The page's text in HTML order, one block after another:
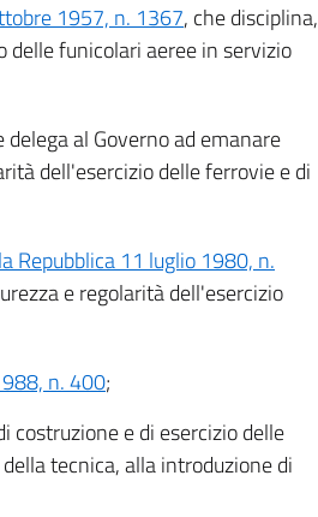
1957, n. 1367, che disciplina,
delle funicolari aeree in servizio
delega al Governo ad emanare
dell'esercizio delle ferrovie e di
Repubblica 11 luglio 1980, n.
e regolarità dell'esercizio
n. 400;
costruzione e di esercizio delle
tecnica, alla introduzione di